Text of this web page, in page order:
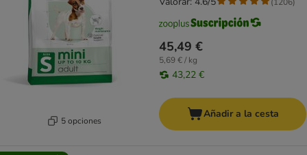
5 opciones
45,49 €
5,69 € / kg
43,22 €
Añadir a la cesta